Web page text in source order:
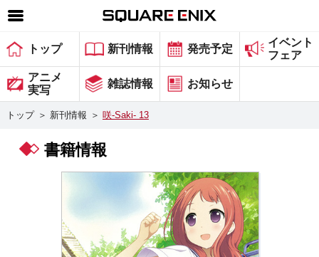
SQUARE ENIX 公式サイトメニュー
ゲーム
マガジン＆ブックス
グッズ
トップ 新刊情報 発売予定
イベント
フェア
アニメ
実写
雑誌情報 お知らせ
トップ ＞ 新刊情報 ＞ 咲-Saki- 13
書籍情報